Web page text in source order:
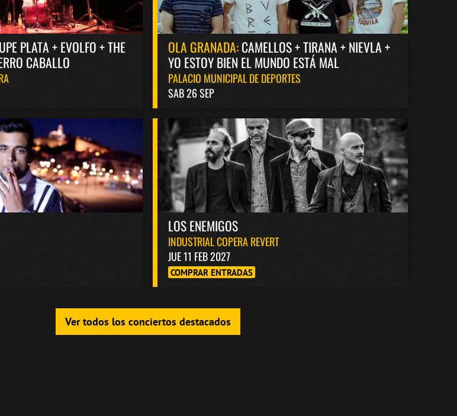
PLATA + EVOLFO + THE
CABALLO
OLA GRANADA:CAMELLOS + TIRANA + NIEVLA +
YO ESTOY BIEN EL MUNDO ESTÁ MAL
PALACIO MUNICIPAL DE DEPORTES
SAB 26 SEP
LOS ENEMIGOS
INDUSTRIAL COPERA REVERT
JUE 11 FEB 2027
COMPRAR ENTRADAS
Ver todos los conciertos destacados